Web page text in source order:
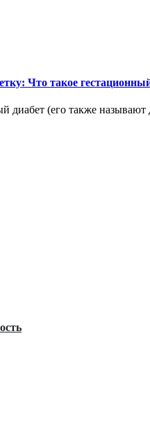
Что такое
диабет (его также